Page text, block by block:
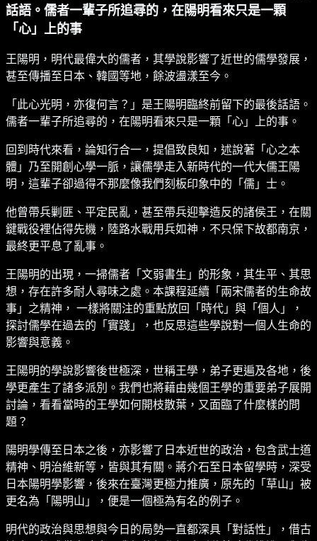
話語。儒者一輩子所追尋的，在陽明看來只是一顆
「心」上的事
王陽明，明代最偉大的儒者，其學說影響了近世的儒學發展，
甚至傳播至日本、韓國等地，餘波盪漾至今。
「此心光明，亦復何言？」是王陽明臨終前留下的最後話語。
儒者一輩子所追尋的，在陽明看來只是一顆「心」上的事。
回到時代來看，論知行合一，提倡致良知，述說著「心之本
體」乃至開創心學一脈，讓儒學走入新時代的一代大儒王陽
明，這輩子卻過得不那麼像我們刻板印象中的「儒」士。
他曾帶兵剿匪、平定民亂，甚至帶兵迎擊造反的諸侯王，在關
鍵戰役裡佔得先機，陸路水戰用兵如神，不只保下故都南京，
最終更平息了亂事。
王陽明的出現，一掃儒者「文弱書生」的形象，其生平、其思
想，存在許多耐人尋味之處。本課程延續「兩宋儒者的生命故
事」之精神， 一樣將關注的重點放回「時代」與「個人」，
探討儒學在過去的「實踐」，也反思這些學說對一個人生命的
影響與意義。
王陽明的學說影響後世極深，世稱王學，弟子更遍及各地，後
學更產生了諸多派別。我們也將藉由幾個王學的重要弟子展開
討論，看看當時的王學如何開枝散葉，又面臨了什麼樣的問
題？
陽明學傳至日本之後，亦影響了日本近世的政治，包含武士道
精神、明治維新等，皆與其有關。蔣介石至日本留學時，深受
日本陽明學影響，後來在臺灣更極力推廣，原先的「草山」被
更名為「陽明山」，便是一個極為有名的例子。
明代的政治與思想與今日的局勢一直都深具「對話性」，借古